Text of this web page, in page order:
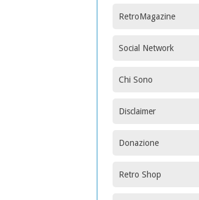
RetroMagazine
Social Network
Chi Sono
Disclaimer
Donazione
Retro Shop